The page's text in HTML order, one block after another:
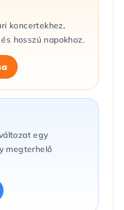
koncertekhez,
hosszú napokhoz.
egy
megterhelő